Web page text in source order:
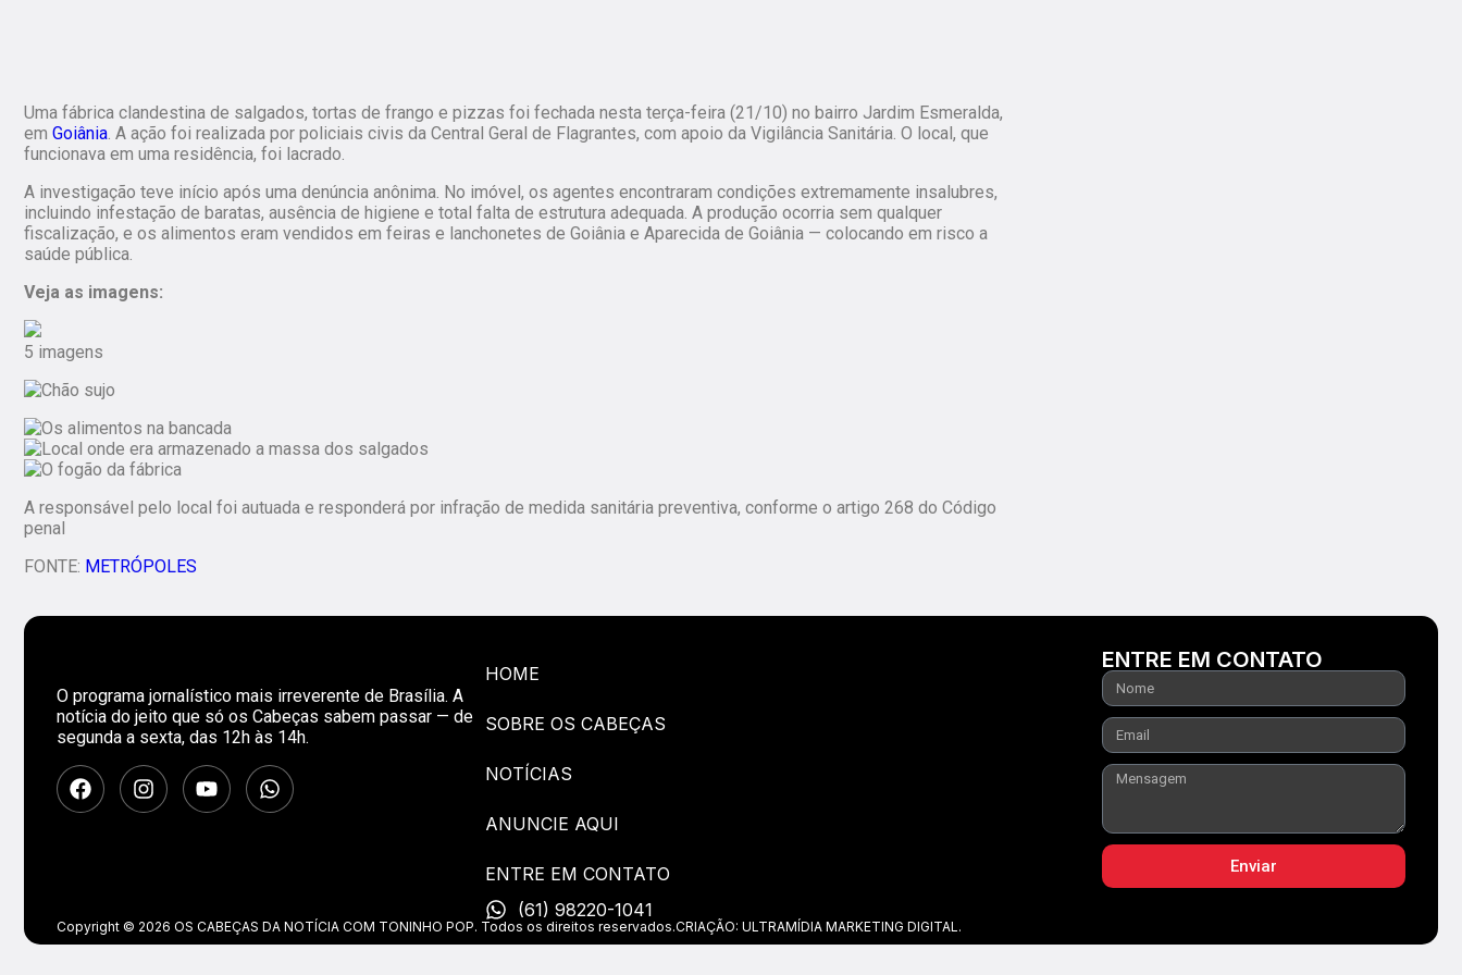
Uma fábrica clandestina de salgados, tortas de frango e pizzas foi fechada nesta terça-feira (21/10) no bairro Jardim Esmeralda,
em Goiânia. A ação foi realizada por policiais civis da Central Geral de Flagrantes, com apoio da Vigilância Sanitária. O local, que
funcionava em uma residência, foi lacrado.
A investigação teve início após uma denúncia anônima. No imóvel, os agentes encontraram condições extremamente insalubres,
incluindo infestação de baratas, ausência de higiene e total falta de estrutura adequada. A produção ocorria sem qualquer
fiscalização, e os alimentos eram vendidos em feiras e lanchonetes de Goiânia e Aparecida de Goiânia — colocando em risco a
saúde pública.
Veja as imagens:
5 imagens
A responsável pelo local foi autuada e responderá por infração de medida sanitária preventiva, conforme o artigo 268 do Código
penal
FONTE: METRÓPOLES
O programa jornalístico mais irreverente de Brasília. A
notícia do jeito que só os Cabeças sabem passar — de
segunda a sexta, das 12h às 14h.
HOME
SOBRE OS CABEÇAS
NOTÍCIAS
ANUNCIE AQUI
ENTRE EM CONTATO
(61) 98220-1041
ENTRE EM CONTATO
Enviar
Copyright © 2026 OS CABEÇAS DA NOTÍCIA COM TONINHO POP. Todos os direitos reservados.CRIAÇÃO: ULTRAMÍDIA MARKETING DIGITAL.